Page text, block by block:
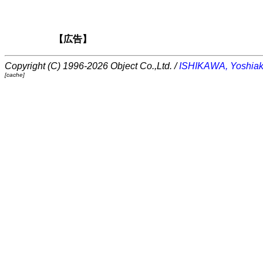
【広告】
Copyright (C) 1996-2026 Object Co.,Ltd. /ISHIKAWA,
[cache]